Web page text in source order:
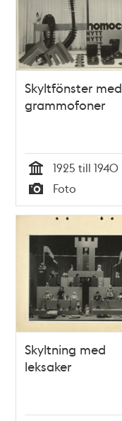
Skyltfönster med
grammofoner
Tid
1925 till 1940
Typ
Foto
Skyltning med
leksaker